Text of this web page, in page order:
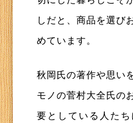
しだと、商品を選び
めています。
秋岡氏の著作や思い
モノの菅村大全氏の
要としている人た